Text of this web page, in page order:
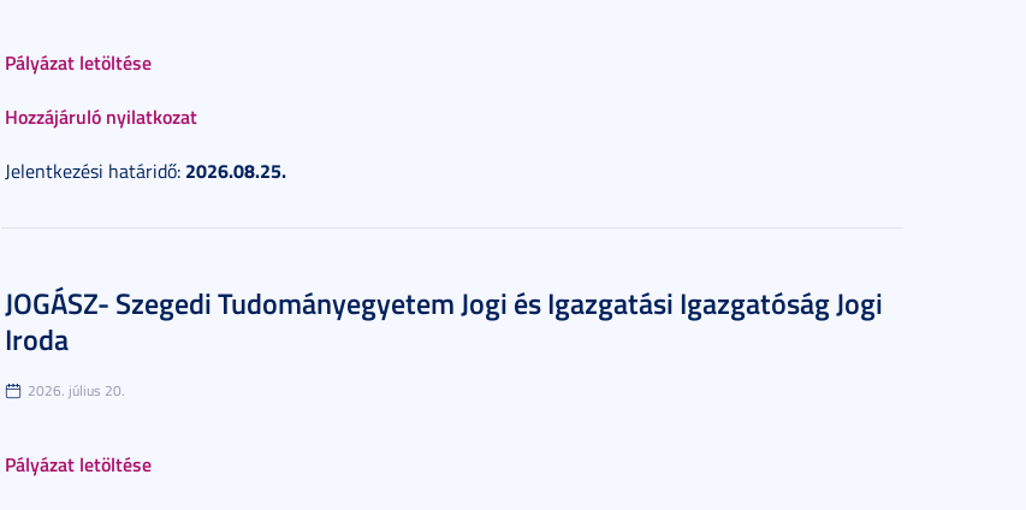
Pályázat letöltése
Hozzájáruló nyilatkozat
Jelentkezési határidő: 2026.08.25.
JOGÁSZ- Szegedi Tudományegyetem Jogi és Igazgatási Igazgatóság Jogi
Iroda
2026. július 20.
Pályázat letöltése